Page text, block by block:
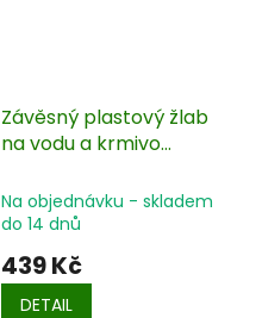
Závěsný plastový žlab
na vodu a krmivo
Na objednávku - skladem
do 14 dnů
439 Kč
DETAIL